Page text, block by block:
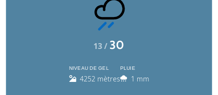
13 / 30
NIVEAU DE GEL
4252 mètres
PLUIE
1 mm